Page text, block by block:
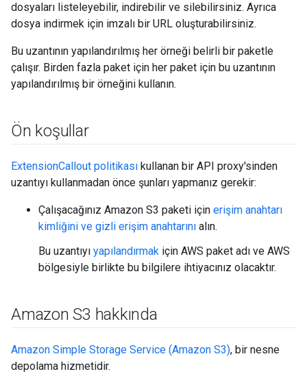
dosyaları listeleyebilir, indirebilir ve silebilirsiniz. Ayrıca
dosya indirmek için imzalı bir URL oluşturabilirsiniz.
Bu uzantının yapılandırılmış her örneği belirli bir paketle
çalışır. Birden fazla paket için her paket için bu uzantının
yapılandırılmış bir örneğini kullanın.
Ön koşullar
ExtensionCallout politikası kullanan bir API proxy'sinden
uzantıyı kullanmadan önce şunları yapmanız gerekir:
Çalışacağınız Amazon S3 paketi için erişim anahtarı
kimliğini ve gizli erişim anahtarını alın.
Bu uzantıyı yapılandırmak için AWS paket adı ve AWS
bölgesiyle birlikte bu bilgilere ihtiyacınız olacaktır.
Amazon S3 hakkında
Amazon Simple Storage Service (Amazon S3), bir nesne
depolama hizmetidir.